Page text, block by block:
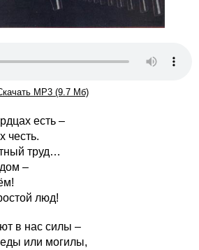
MP3 (9.7 Мб)
есть –
честь.
труд…
–
люд!
в нас силы –
или могилы,